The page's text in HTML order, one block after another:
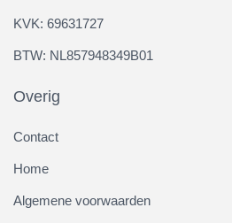
KVK: 69631727
BTW: NL857948349B01
Overig
Contact
Home
Algemene voorwaarden